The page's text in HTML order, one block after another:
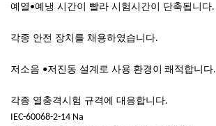
예열 •예냉 시간이 빨라 시험시간이 단축됩니다.
각종 안전 장치를 채용하였습니다.
저소음 •저진동 설계로 사용 환경이 쾌적합니다.
각종 열충격시험 규격에 대응합니다.
IEC-60068-2-14 Na